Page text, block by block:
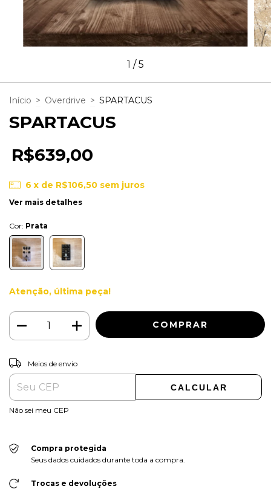
1 /5
Início > Overdrive > SPARTACUS
SPARTACUS
R$639,00
6 x de R$106,50 sem juros
Ver mais detalhes
Cor: Prata
Atenção, última peça!
Entregas para o CEP:
Meios de envio
CALCULAR
Não sei meu CEP
Compra protegida
Seus dados cuidados durante toda a compra.
Trocas e devoluções